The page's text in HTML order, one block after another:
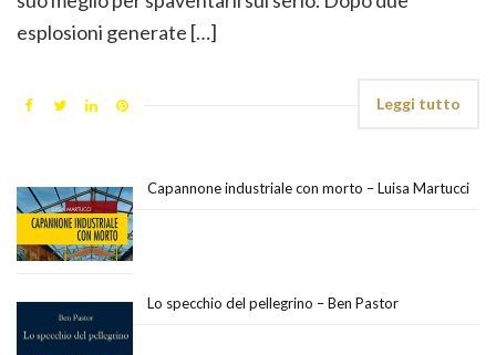
esplosioni generate […]
Leggi tutto
Capannone industriale con morto – Luisa Martucci
Lo specchio del pellegrino – Ben Pastor